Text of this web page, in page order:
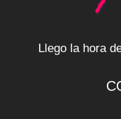
Llego la hora